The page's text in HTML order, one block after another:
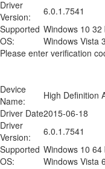
Driver
Version:
6.0.1.7541
Supported
OS:
Windows 10
Windows Vista
Please enter verification
Device
Name:
High Definition
Driver Date2015-06-18
Driver
Version:
6.0.1.7541
Supported
OS:
Windows 10
Windows Vista